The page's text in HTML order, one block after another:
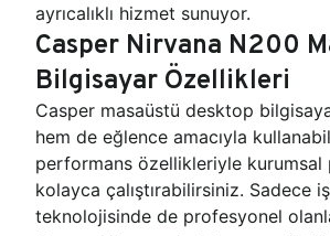
ayrıcalıklı hizmet sunuyor.
Casper Nirvana N200
Bilgisayar Özellikleri
Casper masaüstü desktop
hem de eğlence amacıyla
performans özellikleriyle kurumsal
kolayca çalıştırabilirsiniz. Sadece
teknolojisinde de profesyonel